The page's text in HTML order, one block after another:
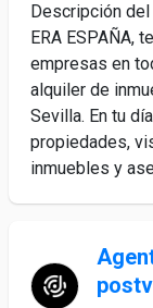
Descripción
ERA ESPAÑA,
empresas en
alquiler de
Sevilla. En tu
propiedades,
inmuebles y